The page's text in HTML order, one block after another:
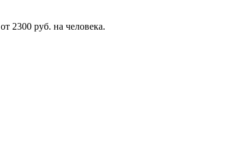
от 2300 руб. на человека.